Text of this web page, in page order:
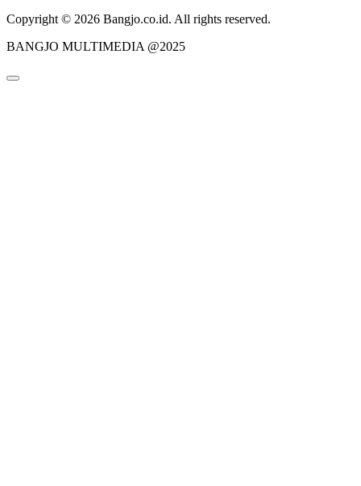
Copyright © 2026 Bangjo.co.id. All rights reserved.
BANGJO MULTIMEDIA @2025